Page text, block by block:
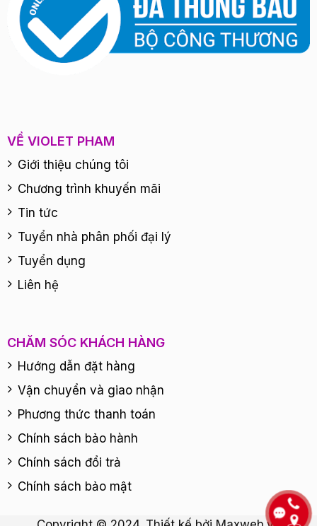
VỀ VIOLET PHAM
Giới thiệu chúng tôi
Chương trình khuyến mãi
Tin tức
Tuyển nhà phân phối đại lý
Tuyển dụng
Liên hệ
CHĂM SÓC KHÁCH HÀNG
Hướng dẫn đặt hàng
Vận chuyển và giao nhận
Phương thức thanh toán
Chính sách bảo hành
Chính sách đổi trả
Chính sách bảo mật